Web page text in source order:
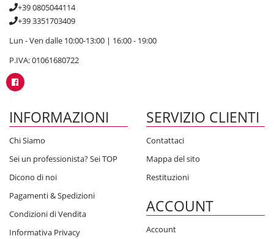
+39 0805044114
+39 3351703409
Lun - Ven dalle 10:00-13:00 | 16:00 - 19:00
P.IVA: 01061680722
INFORMAZIONI
Chi Siamo
Sei un professionista? Sei TOP
Dicono di noi
Pagamenti & Spedizioni
Condizioni di Vendita
Informativa Privacy
SERVIZIO CLIENTI
Contattaci
Mappa del sito
Restituzioni
ACCOUNT
Account